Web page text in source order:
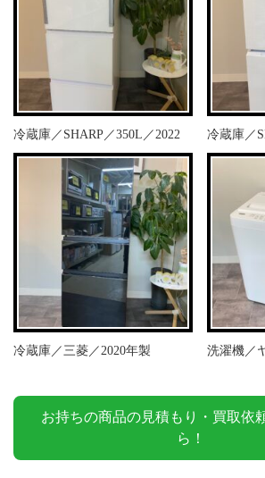
冷蔵庫／SHARP／350L／2022 冷蔵庫／
冷蔵庫／三菱／2020年製 洗濯機／
お持ちの商品の見積もり・買取依
ら！